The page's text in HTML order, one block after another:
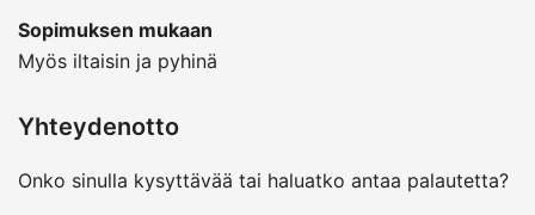
Sopimuksen mukaan
Myös iltaisin ja pyhinä
Yhteydenotto
Onko sinulla kysyttävää tai haluatko antaa palautetta?